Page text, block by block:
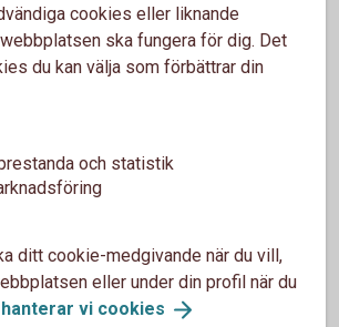
detta innehåll behöver du först
för cookies
cookies eller liknande
ska fungera för dig. Det
du kan välja som förbättrar din
och statistik
ditt cookie-medgivande när du vill,
eller under din profil när du
hanterar vi cookies